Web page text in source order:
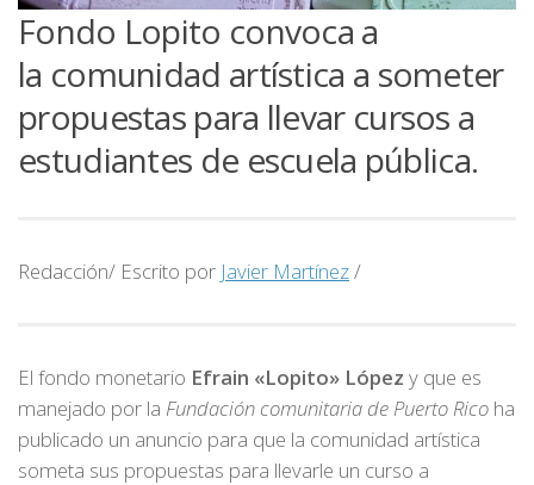
Fondo Lopito convoca a
la comunidad artística a someter
propuestas para llevar cursos a
estudiantes de escuela pública.
Redacción/ Escrito por Javier Martínez/
El fondo monetario Efrain «Lopito» López y que es
manejado por la Fundación comunitaria de Puerto Rico ha
publicado un anuncio para que la comunidad artística
someta sus propuestas para llevarle un curso a